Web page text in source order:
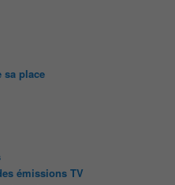
sa place
émissions TV